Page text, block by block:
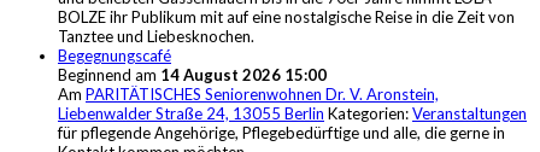
BOLZE ihr Publikum mit auf eine nostalgische Reise in die Zeit von
Tanztee und Liebesknochen.
Begegnungscafé
Beginnend am 14 August 2026 15:00
Am PARITÄTISCHES Seniorenwohnen Dr. V. Aronstein,
Liebenwalder Straße 24, 13055 Berlin Kategorien:Veranstaltungen
für pflegende Angehörige, Pflegebedürftige und alle, die gerne in